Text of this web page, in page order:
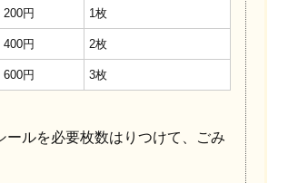
200円 1枚
400円 2枚
600円 3枚
ルを必要枚数はりつけて、ごみ